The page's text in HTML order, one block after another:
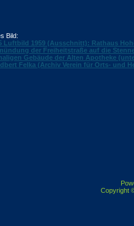
Bild:
Luftbild 1959 (Ausschnitt): Rathaus
der Freiheitstraße auf die
Gebäude der Alten Apotheke
Felka (Archiv Verein für Orts- und
Copyright